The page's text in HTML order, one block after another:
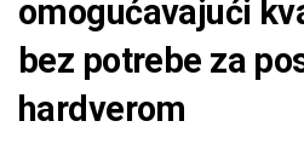
omogućavajući
bez potrebe za
hardverom